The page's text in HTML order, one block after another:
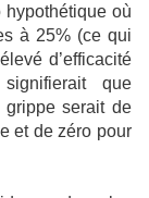
où
à 25% (ce qui
d’efficacité
que
grippe serait de
et de zéro pour